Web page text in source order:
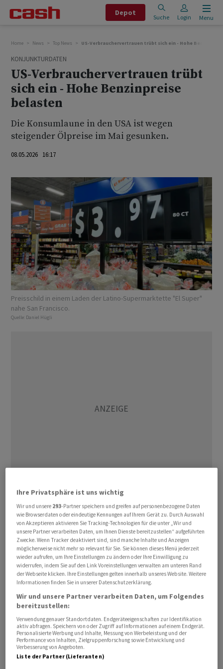
Depot
Suche Login Menu
Home News Top News US-Verbrauchervertrauen trübt sich ein - Hohe
KONJUNKTURDATEN
US-Verbrauchervertrauen trübt
sich ein - Hohe Benzinpreise
belasten
Die Konsumlaune in den USA ist wegen
steigender Ölpreise im Mai gesunken.
08.05.2026 16:17
Preisschild in einem Laden der Latino-Supermarktette "El Super"
nahe San Francisco.
Quelle: Daniel Hügli
Angesichts des Ölpreisschocks hat sich die Stimmung
der US-Verbraucher im Mai eingetrübt. Das Barometer
für die Konsumlaune ‌sank ⁠auf 48,2 Zähler von 49,8
Punkten im April, wie die Universität ⁠Michigan am
Freitag mitteilte. Von Reuters befragte Ökonomen
hatten 49,5 Punkte erwartet. Der ‌Ölpreisanstieg infolge
des Iran-Krieges hat die Verbraucherpreise in ‌den USA
nach oben katapultiert, ​was auch viele Autofahrer an
den Zapfsäulen ablesen konnten.
Die Verbraucher blicken deshalb besorgt auf ihre
persönlichen Finanzen und ihre Kaufkraft. «Etwa ein
Drittel der Verbraucher nannte spontan die
Benzinpreise und etwa 30 Prozent erwähnten ‌Zölle»,
Ihre Privatsphäre ist uns wichtig
Wir und unsere 293-Partner speichern und greifen auf personenbezogene Daten
wie Browserdaten oder eindeutige Kennungen auf Ihrem Gerät zu. Durch Auswahl
von Akzeptieren aktivieren Sie Tracking-Technologien für die unter „Wir und
unsere Partner verarbeiten Daten, um Ihnen Dienste bereitzustellen“ aufgeführten
Zwecke. Wenn Tracker deaktiviert sind, sind manche Inhalte und Anzeigen
möglicherweise nicht mehr so relevant für Sie. Sie können dieses Menü jederzeit
wieder aufrufen, um Ihre Einstellungen zu ändern oder Ihre Einwilligung zu
widerrufen, indem Sie auf den Link Voreinstellungen verwalten am unteren Rand
der Webseite klicken. Ihre Einstellungen gelten innerhalb unseres Website. Weitere
Informationen finden Sie in unserer Datenschutzerklärung.
Wir und unsere Partner verarbeiten Daten, um Folgendes
bereitzustellen:
Verwendung genauer Standortdaten. Endgeräteeigenschaften zur Identifikation
aktiv abfragen. Speichern von oder Zugriff auf Informationen auf einem Endgerät.
Personalisierte Werbung und Inhalte, Messung von Werbeleistung und der
Performance von Inhalten, Zielgruppenforschung sowie Entwicklung und
Verbesserung von Angeboten.
Liste der Partner (Lieferanten)